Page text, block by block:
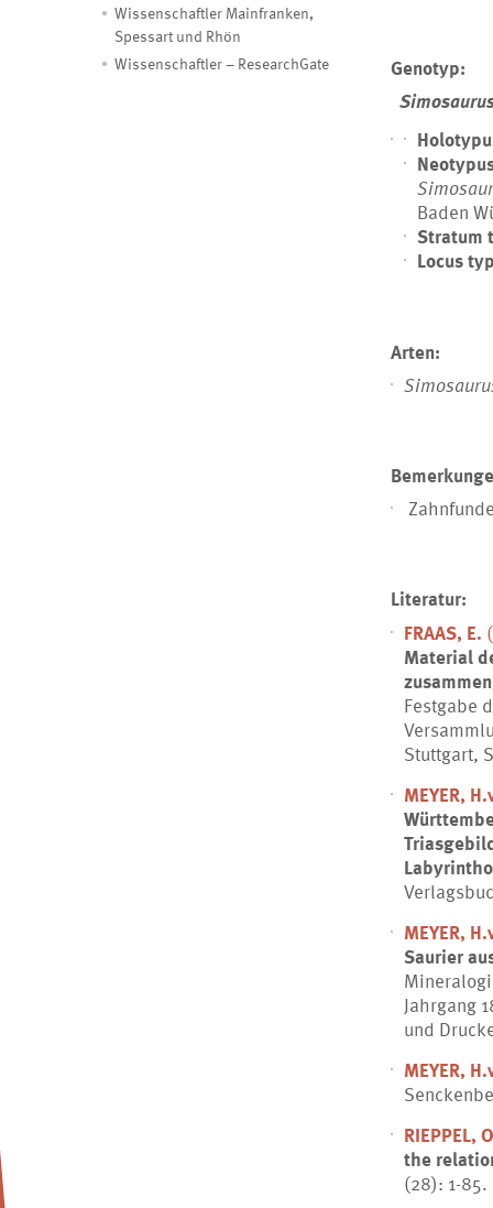
Wissenschaftler Mainfranken,
Spessart und Rhön
Wissenschaftler – ResearchGate
Genotyp:
Baden
Stratum
Locus
Arten:
Literatur:
FRAAS, E.
Material
Festgabe
Stuttgart,
MEYER,
MEYER,
Saurier
Jahrgang
und
MEYER,
RIEPPEL,
the
(28): 1-85.